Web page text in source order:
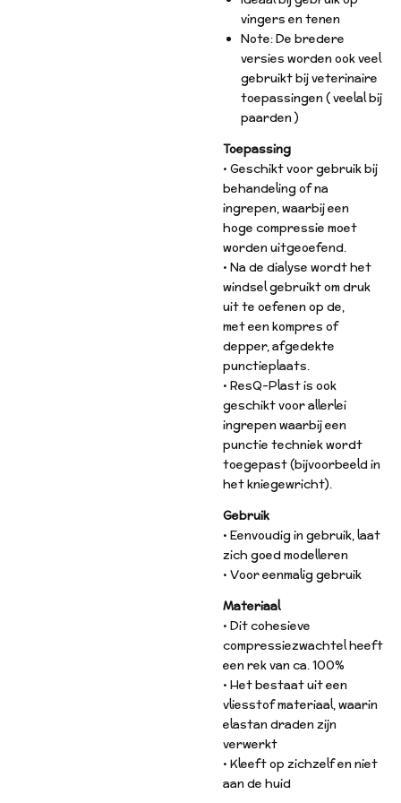
vingers en tenen
Note: De bredere
versies worden ook veel
gebruikt bij veterinaire
toepassingen ( veelal bij
paarden )
Toepassing
• Geschikt voor gebruik bij
behandeling of na
ingrepen, waarbij een
hoge compressie moet
worden uitgeoefend.
• Na de dialyse wordt het
windsel gebruikt om druk
uit te oefenen op de,
met een kompres of
depper, afgedekte
punctieplaats.
• ResQ-Plast is ook
geschikt voor allerlei
ingrepen waarbij een
punctie techniek wordt
toegepast (bijvoorbeeld in
het kniegewricht).
Gebruik
• Eenvoudig in gebruik, laat
zich goed modelleren
• Voor eenmalig gebruik
Materiaal
• Dit cohesieve
compressiezwachtel heeft
een rek van ca. 100%
• Het bestaat uit een
vliesstof materiaal, waarin
elastan draden zijn
verwerkt
• Kleeft op zichzelf en niet
aan de huid